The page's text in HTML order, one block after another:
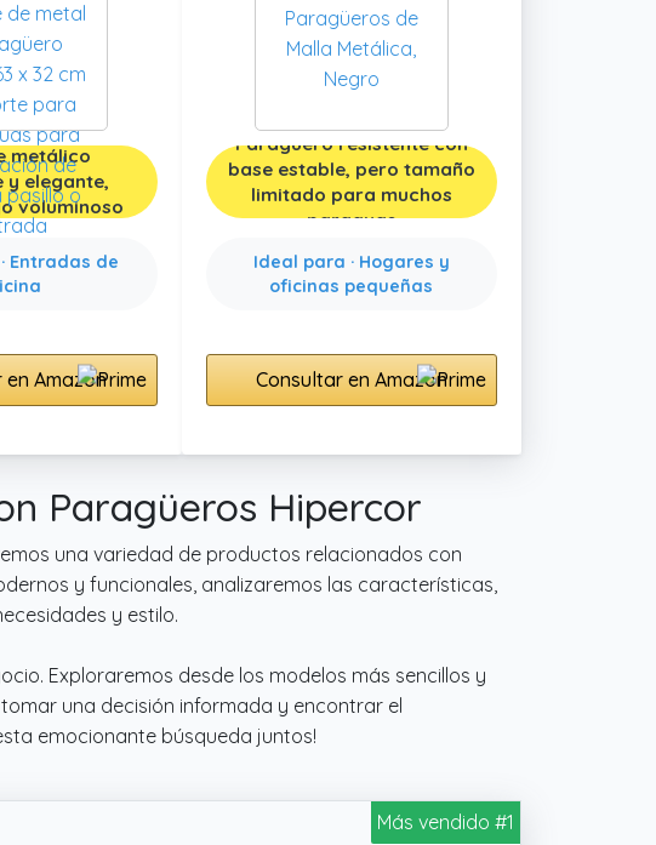
metálico
y elegante,
voluminoso
Entradas de
en Amazon
Paragüero resistente con
base estable, pero tamaño
limitado para muchos
paraguas
Ideal para · Hogares y
oficinas pequeñas
Consultar en Amazon
Paragüeros Hipercor
una variedad de productos relacionados con
y funcionales, analizaremos las características,
y estilo.
Exploraremos desde los modelos más sencillos y
una decisión informada y encontrar el
emocionante búsqueda juntos!
Más vendido #1